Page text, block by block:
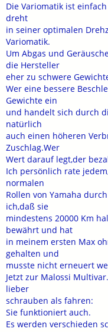
Die Variomatik ist
dreht
in seiner optimalen
Variomatik.
Um Abgas und
die Hersteller
eher zu schwere
Wer eine bessere
Gewichte ein
und handelt sich durch
natürlich
auch einen höheren
Zuschlag.Wer
Wert darauf legt,der
Ich persönlich rate
normalen
Rollen von Yamaha
ich,daß sie
mindestens 20000 Km
bewährt und hat
in meinem ersten Max
gehalten und
musste nicht erneuert
Jetzt zur Malossi
lieber
schrauben als fahren:
Sie funktioniert auch.
Es werden verschieden